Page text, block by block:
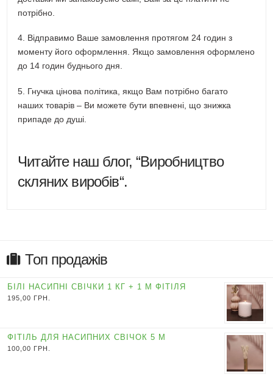
потрібно.
4. Відправимо Ваше замовлення протягом 24 годин з
моменту його оформлення. Якщо замовлення оформлено
до 14 годин буднього дня.
5. Гнучка цінова політика, якщо Вам потрібно багато
наших товарів – Ви можете бути впевнені, що знижка
припаде до душі.
Читайте наш блог, “Виробництво
скляних виробів“.
Топ продажів
БІЛІ НАСИПНІ СВІЧКИ 1 КГ + 1 М ФІТІЛЯ
195,00 ГРН.
ФІТІЛЬ ДЛЯ НАСИПНИХ СВІЧОК 5 М
100,00 ГРН.